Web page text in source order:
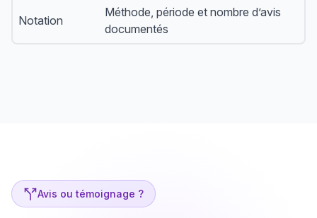
Notation
Méthode, période et nombre d’avis
documentés
Avis ou témoignage ?